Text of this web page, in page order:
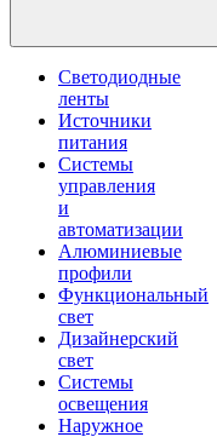
Светодиодные
ленты
Источники
питания
Системы
управления
и
автоматизации
Алюминиевые
профили
Функциональный
свет
Дизайнерский
свет
Системы
освещения
Наружное